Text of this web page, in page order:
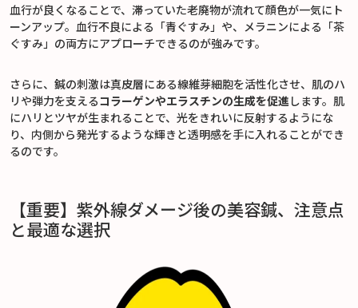
血行が良くなることで、滞っていた老廃物が流れて顔色が一気にト
ーンアップ。血行不良による「青ぐすみ」や、メラニンによる「茶
ぐすみ」の両方にアプローチできるのが強みです。
さらに、鍼の刺激は真皮層にある線維芽細胞を活性化させ、肌のハ
リや弾力を支えるコラーゲンやエラスチンの生成を促進 します。肌
にハリとツヤが生まれることで、光をきれいに反射するようにな
り、内側から発光するような輝きと透明感を手に入れることができ
るのです。
【重要】紫外線ダメージ後の美容鍼、注意点
と最適な選択